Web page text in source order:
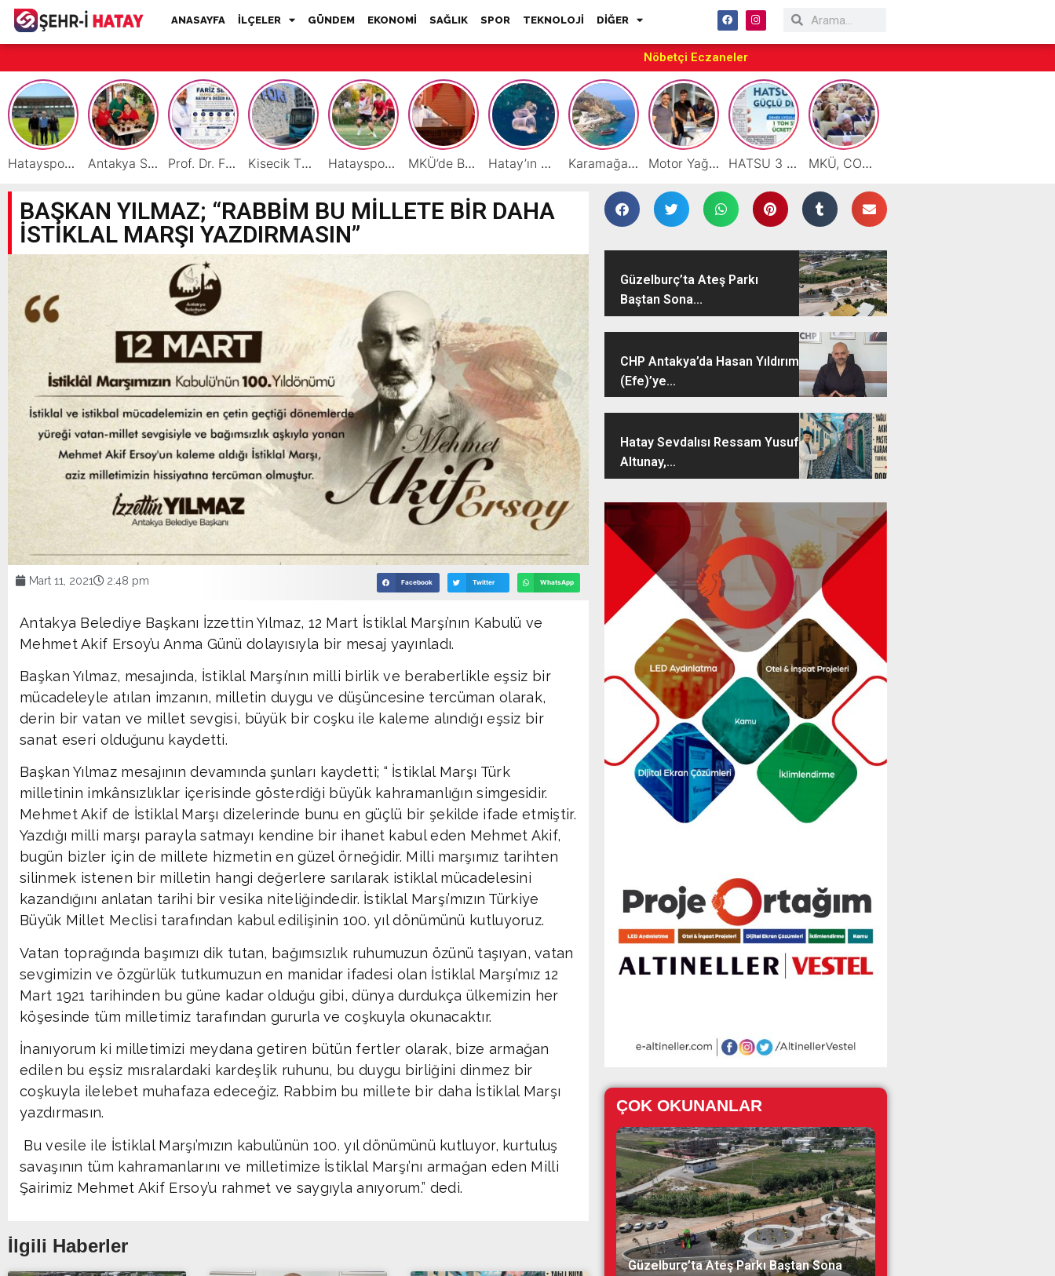
ANASAYFA İLÇELER GÜNDEM EKONOMİ SAĞLIK SPOR TEKNOLOJİ DİĞER
Nöbetçi Eczaneler
Hatayspor İç Saha Maçlarını Reyhanlı’da Oynamaya Hazırlanıyor Antakya Simidi Türkiye’nin Lezzet Zirvesinde Prof. Dr. Fariz Selimli, Uluslararası Başarılarıyla Hatay’a Değer Katıyor Kisecik TOKİ’lere Toplu Ulaşım Hizmeti Başladı Hatayspor’daki büyük kriz gençler için büyük bir fırsat MKÜ’de BAP ve TÜBİTAK 1001 Projeleri Masaya Yatırıldı Hatay’ın Deniz ve Sahillerini Kirleten Tesislere Ceza Yağdı! Karamağara Koyu Doğu Akdeniz’in Turizm Yıldızı Oluyor Motor Yağı ve Aküde Güvenilir Hizmet Antakya’da Başladı HATSU 3 İlçede Ağustos Ayı Faturalarında Bir Ton Suyu Ücretsiz Tanımladı MKÜ, COP31 Hazırlık Sürecinde Bilim Diplomasisine Katkı Sunacak
BAŞKAN YILMAZ; “RABBİM BU MİLLETE BİR DAHA
İSTİKLAL MARŞI YAZDIRMASIN”
Mart 11, 2021 2:48 pm Facebook Twitter WhatsApp
Antakya Belediye Başkanı İzzettin Yılmaz, 12 Mart İstiklal Marşı’nın Kabulü ve
Mehmet Akif Ersoy’u Anma Günü dolayısıyla bir mesaj yayınladı.
Başkan Yılmaz, mesajında, İstiklal Marşı’nın milli birlik ve beraberlikle eşsiz bir
mücadeleyle atılan imzanın, milletin duygu ve düşüncesine tercüman olarak,
derin bir vatan ve millet sevgisi, büyük bir coşku ile kaleme alındığı eşsiz bir
sanat eseri olduğunu kaydetti.
Başkan Yılmaz mesajının devamında şunları kaydetti; “ İstiklal Marşı Türk
milletinin imkânsızlıklar içerisinde gösterdiği büyük kahramanlığın simgesidir.
Mehmet Akif de İstiklal Marşı dizelerinde bunu en güçlü bir şekilde ifade etmiştir.
Yazdığı milli marşı parayla satmayı kendine bir ihanet kabul eden Mehmet Akif,
bugün bizler için de millete hizmetin en güzel örneğidir. Milli marşımız tarihten
silinmek istenen bir milletin hangi değerlere sarılarak istiklal mücadelesini
kazandığını anlatan tarihi bir vesika niteliğindedir. İstiklal Marşı’mızın Türkiye
Büyük Millet Meclisi tarafından kabul edilişinin 100. yıl dönümünü kutluyoruz.
Vatan toprağında başımızı dik tutan, bağımsızlık ruhumuzun özünü taşıyan, vatan
sevgimizin ve özgürlük tutkumuzun en manidar ifadesi olan İstiklal Marşı’mız 12
Mart 1921 tarihinden bu güne kadar olduğu gibi, dünya durdukça ülkemizin her
köşesinde tüm milletimiz tarafından gururla ve coşkuyla okunacaktır.
İnanıyorum ki milletimizi meydana getiren bütün fertler olarak, bize armağan
edilen bu eşsiz mısralardaki kardeşlik ruhunu, bu duygu birliğini dinmez bir
coşkuyla ilelebet muhafaza edeceğiz. Rabbim bu millete bir daha İstiklal Marşı
yazdırmasın.
Bu vesile ile İstiklal Marşı’mızın kabulünün 100. yıl dönümünü kutluyor, kurtuluş
savaşının tüm kahramanlarını ve milletimize İstiklal Marşı’nı armağan eden Milli
Şairimiz Mehmet Akif Ersoy’u rahmet ve saygıyla anıyorum.” dedi.
İlgili Haberler
Güzelburç’ta Ateş Parkı
Baştan Sona...
CHP Antakya’da Hasan Yıldırım
(Efe)’ye...
Hatay Sevdalısı Ressam Yusuf
Altunay,...
ÇOK OKUNANLAR
Güzelburç’ta Ateş Parkı Baştan Sona